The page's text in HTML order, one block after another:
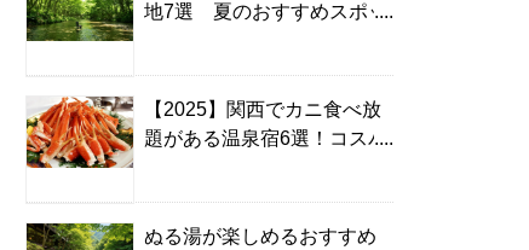
地7選 夏のおすすめスポッ
【2025】関西でカニ食べ放
題がある温泉宿6選！コスパ
ぬる湯が楽しめるおすすめ